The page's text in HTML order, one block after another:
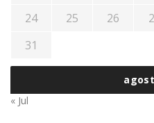
24
25 26
31
« Jul